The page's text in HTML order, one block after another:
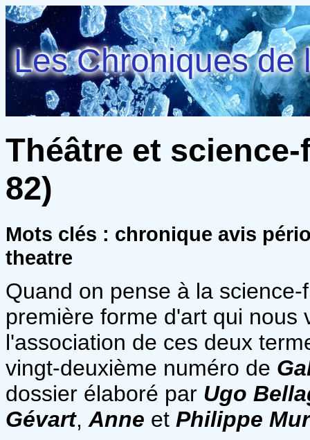
Les Chroniques de
Théâtre et
82)
Mots clés : chronique avis
theatre
Quand on pense à la
première forme d'art qui nous
l'association de ces deux
vingt-deuxième numéro de
dossier élaboré par Ugo
Gévart, Anne et Philippe